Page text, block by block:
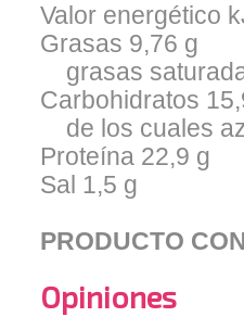
Valor energético
Grasas 9,76 g
grasas
Carbohidratos
de los cuales
Proteína 22,9 g
Sal 1,5 g
PRODUCTO
Opiniones